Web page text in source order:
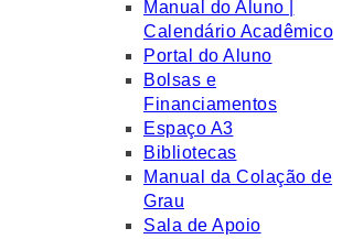
Manual do Aluno |
Calendário Acadêmico
Portal do Aluno
Bolsas e
Financiamentos
Espaço A3
Bibliotecas
Manual da Colação de
Grau
Sala de Apoio